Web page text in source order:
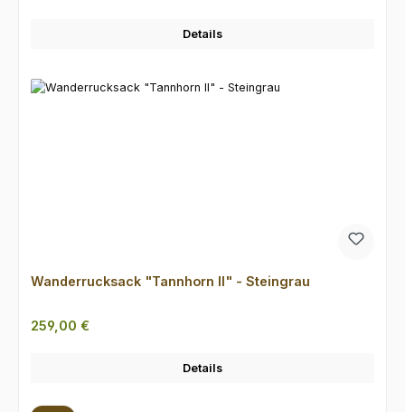
Details
Wanderrucksack "Tannhorn II" - Steingrau
Regulärer Preis:
259,00 €
Details